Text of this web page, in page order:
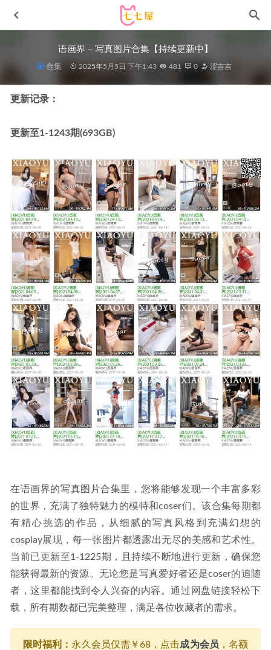
语画界 – 写真图片合集【持续更新中】
合集 2025年5月5日 下午1:43 481 0 涩吉吉
更新记录：
更新至1-1243期(693GB)
在语画界的写真图片合集里，您将能够发现一个丰富多彩
的世界，充满了独特魅力的模特和coser们。该合集每期都
有精心挑选的作品，从细腻的写真风格到充满幻想的
cosplay展现，每一张图片都透露出无尽的美感和艺术性。
当前已更新至1-1225期，且持续不断地进行更新，确保您
能获得最新的资源。无论您是写真爱好者还是coser的追随
者，这里都能找到令人兴奋的内容。通过网盘链接轻松下
载，所有期数都已完美整理，满足各位收藏者的需求。
限时福利： 永久会员仅需￥68，点击成为会员 ，名额
过期米线线喵 –NO.132 撒娇小猫[28P/68MB] 2022-05-06
[XIAOYU语画界]2022.02.16 VOL.717 梦心玥[74+1P／
582MB]
2023-02-27
[爱尤物]2023 NO.2732 心底的悸动 安晴[35P/77MB]
2024-
07-07
水淼aqua – NO.130 蛇喰梦子2 同人兔女郎[68P-81M]
2022-
12-09
魔镜街拍 – 写真图片合集【持续更新中】 2025-12-25